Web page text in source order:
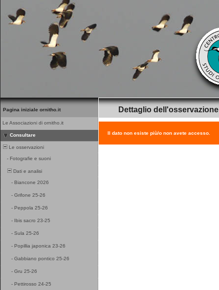
Pagina iniziale ornitho.it
Le Associazioni di ornitho.it
Consultare
Le osservazioni
- Fotografie e suoni
Dati e analisi
- Biancone 2026
- Grifone 25-26
- Peppola 25-26
- Ibis sacro 23-25
- Sula 25-26
- Popillia japonica 23-26
- Gabbiano pontico 25-26
- Gru 25-26
- Pettirosso 24-25
Dettaglio dell'osservazione
Il dato non esiste più/o non avete accesso.